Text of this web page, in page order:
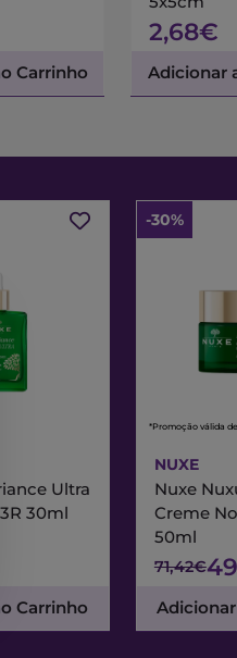
Carrinho
2,68€
Adicionar
Ultra
30ml
Carrinho
-30%
*Promoção válida
NUXE
Nuxe
Creme
50ml
71,42€